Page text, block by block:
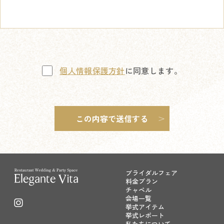
個人情報保護方針に同意します。
ブライダルフェア
料金プラン
チャペル
会場一覧
挙式アイテム
挙式レポート